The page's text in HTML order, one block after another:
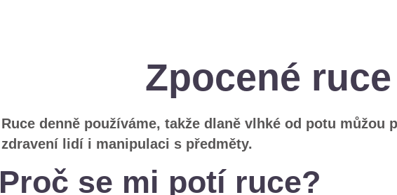
Zpocené ruce
Ruce denně používáme, takže dlaně vlhké od potu můžou
zdravení lidí i manipulaci s předměty.
Proč se mi potí ruce?